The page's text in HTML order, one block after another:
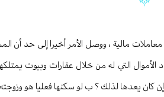
مالية ، ووصل الأمر أخيرا إلى حد أن
الأموال التي له من خلال عقارات وبيوت
كان يعدها لذلك ؟ ب لو سكنها فعليا هو